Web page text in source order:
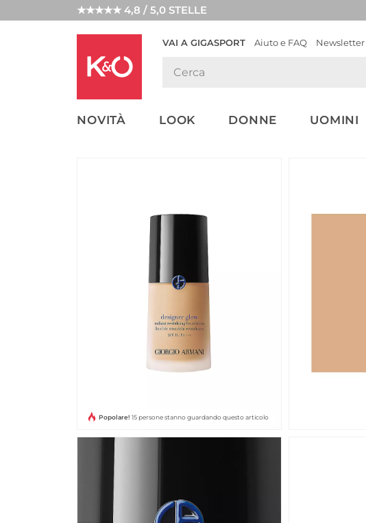
★★★★★ 4,8 / 5,0 STELLE
VAI A GIGASPORT Aiuto e FAQ Newsletter
NOVITÀ LOOK DONNE UOMINI
LOOK
WEDDING
Popolare! 15 persone stanno guardando questo articolo